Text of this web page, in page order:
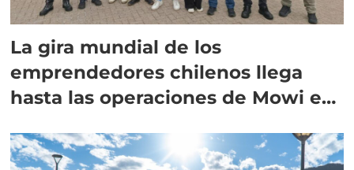
La gira mundial de los
emprendedores chilenos llega
hasta las operaciones de Mowi en